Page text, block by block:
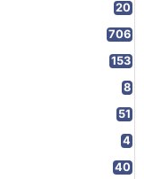
20
706
153
8
51
4
40